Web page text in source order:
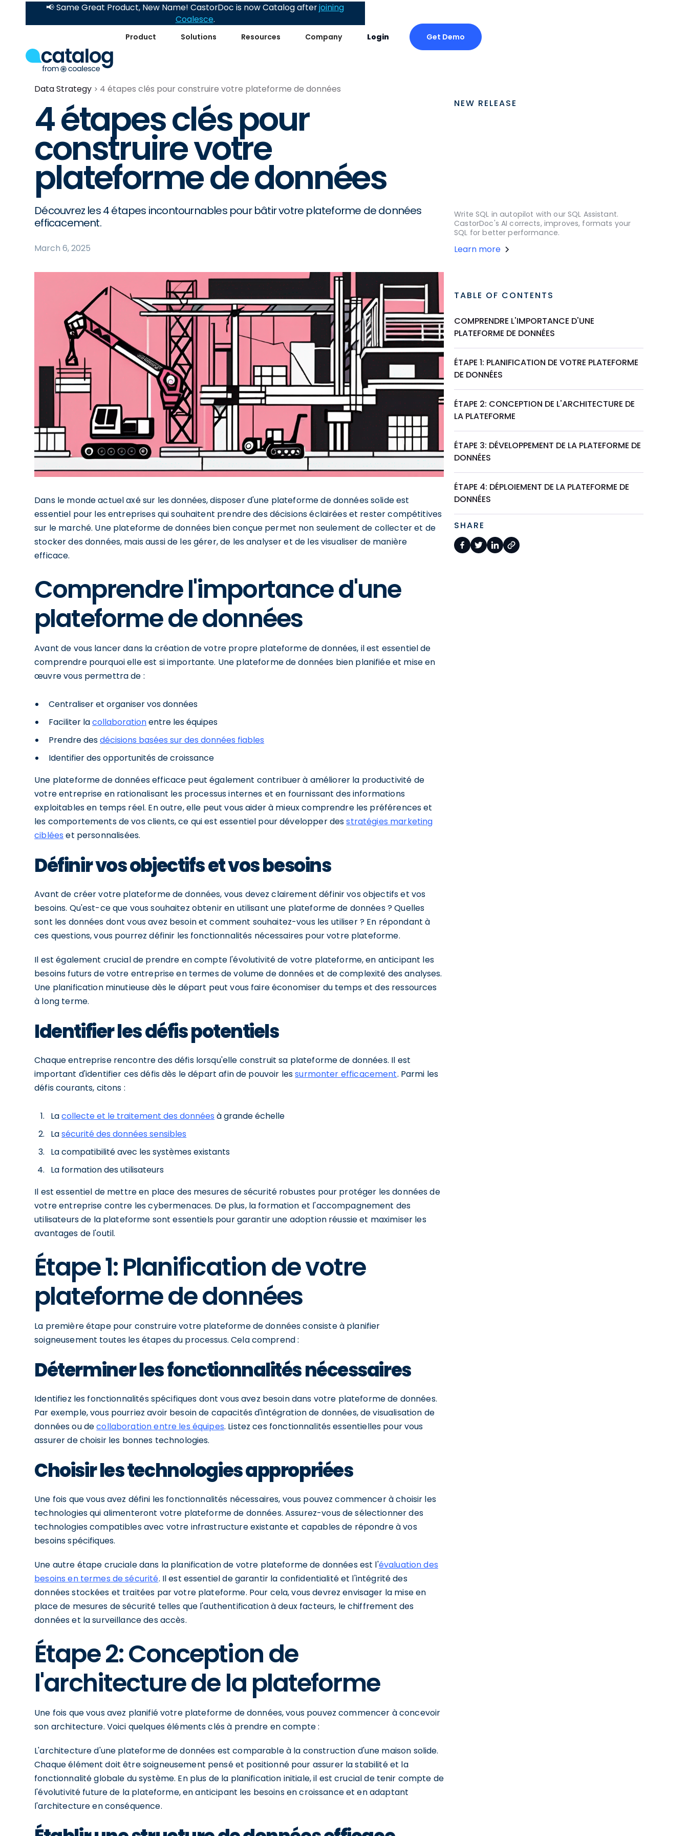
Product Solutions Resources Company Login Get Demo
📢 Same Great Product, New Name! CastorDoc is now Catalog afterjoining
Coalesce.
Data Strategy 4 étapes clés pour construire votre plateforme de données
4 étapes clés pour
construire votre
plateforme de données
Découvrez les 4 étapes incontournables pour bâtir votre plateforme de données
efficacement.
March 6, 2025
Dans le monde actuel axé sur les données, disposer d'une plateforme de données solide est
essentiel pour les entreprises qui souhaitent prendre des décisions éclairées et rester compétitives
sur le marché. Une plateforme de données bien conçue permet non seulement de collecter et de
stocker des données, mais aussi de les gérer, de les analyser et de les visualiser de manière
efficace.
Comprendre l'importance d'une
plateforme de données
Avant de vous lancer dans la création de votre propre plateforme de données, il est essentiel de
comprendre pourquoi elle est si importante. Une plateforme de données bien planifiée et mise en
œuvre vous permettra de :
Centraliser et organiser vos données
Faciliter lacollaborationentre les équipes
Prendre desdécisions basées sur des données fiables
Identifier des opportunités de croissance
Une plateforme de données efficace peut également contribuer à améliorer la productivité de
votre entreprise en rationalisant les processus internes et en fournissant des informations
exploitables en temps réel. En outre, elle peut vous aider à mieux comprendre les préférences et
les comportements de vos clients, ce qui est essentiel pour développer desstratégies marketing
ciblées et personnalisées.
Définir vos objectifs et vos besoins
Avant de créer votre plateforme de données, vous devez clairement définir vos objectifs et vos
besoins. Qu'est-ce que vous souhaitez obtenir en utilisant une plateforme de données ? Quelles
sont les données dont vous avez besoin et comment souhaitez-vous les utiliser ? En répondant à
ces questions, vous pourrez définir les fonctionnalités nécessaires pour votre plateforme.
Il est également crucial de prendre en compte l'évolutivité de votre plateforme, en anticipant les
besoins futurs de votre entreprise en termes de volume de données et de complexité des analyses.
Une planification minutieuse dès le départ peut vous faire économiser du temps et des ressources
à long terme.
Identifier les défis potentiels
Chaque entreprise rencontre des défis lorsqu'elle construit sa plateforme de données. Il est
important d'identifier ces défis dès le départ afin de pouvoir lessurmonter efficacement. Parmi les
défis courants, citons :
Lacollecte et le traitement des données à grande échelle
Lasécurité des données sensibles
La compatibilité avec les systèmes existants
La formation des utilisateurs
Il est essentiel de mettre en place des mesures de sécurité robustes pour protéger les données de
votre entreprise contre les cybermenaces. De plus, la formation et l'accompagnement des
utilisateurs de la plateforme sont essentiels pour garantir une adoption réussie et maximiser les
avantages de l'outil.
Étape 1: Planification de votre
plateforme de données
La première étape pour construire votre plateforme de données consiste à planifier
soigneusement toutes les étapes du processus. Cela comprend :
Déterminer les fonctionnalités nécessaires
Identifiez les fonctionnalités spécifiques dont vous avez besoin dans votre plateforme de données.
Par exemple, vous pourriez avoir besoin de capacités d'intégration de données, de visualisation de
données ou decollaboration entre les équipes. Listez ces fonctionnalités essentielles pour vous
assurer de choisir les bonnes technologies.
Choisir les technologies appropriées
Une fois que vous avez défini les fonctionnalités nécessaires, vous pouvez commencer à choisir les
technologies qui alimenteront votre plateforme de données. Assurez-vous de sélectionner des
technologies compatibles avec votre infrastructure existante et capables de répondre à vos
besoins spécifiques.
Une autre étape cruciale dans la planification de votre plateforme de données est l'évaluation des
besoins en termes de sécurité. Il est essentiel de garantir la confidentialité et l'intégrité des
données stockées et traitées par votre plateforme. Pour cela, vous devrez envisager la mise en
place de mesures de sécurité telles que l'authentification à deux facteurs, le chiffrement des
données et la surveillance des accès.
Étape 2: Conception de
l'architecture de la plateforme
Une fois que vous avez planifié votre plateforme de données, vous pouvez commencer à concevoir
son architecture. Voici quelques éléments clés à prendre en compte :
L'architecture d'une plateforme de données est comparable à la construction d'une maison solide.
Chaque élément doit être soigneusement pensé et positionné pour assurer la stabilité et la
fonctionnalité globale du système. En plus de la planification initiale, il est crucial de tenir compte de
l'évolutivité future de la plateforme, en anticipant les besoins en croissance et en adaptant
l'architecture en conséquence.
NEW RELEASE
Write SQL in autopilot with our SQL Assistant.
CastorDoc's AI corrects, improves, formats your
SQL for better performance.
Learn more
TABLE OF CONTENTS
COMPRENDRE L'IMPORTANCE D'UNE
PLATEFORME DE DONNÉES
ÉTAPE 1: PLANIFICATION DE VOTRE PLATEFORME
DE DONNÉES
ÉTAPE 2: CONCEPTION DE L'ARCHITECTURE DE
LA PLATEFORME
ÉTAPE 3: DÉVELOPPEMENT DE LA PLATEFORME DE
DONNÉES
ÉTAPE 4: DÉPLOIEMENT DE LA PLATEFORME DE
DONNÉES
SHARE